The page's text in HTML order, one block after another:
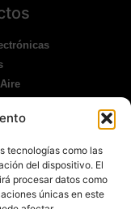
tecnologías como las
del dispositivo. El
procesar datos como
únicas en este
Exterior